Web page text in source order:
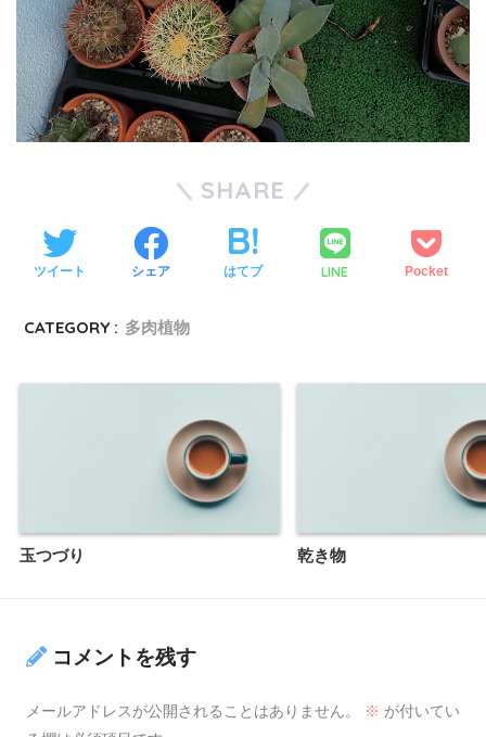
SHARE
ツイート シェア はてブ LINE Pocket
CATEGORY : 多肉植物
玉つづり 乾き物
コメントを残す
メールアドレスが公開されることはありません。 ※ が付いてい